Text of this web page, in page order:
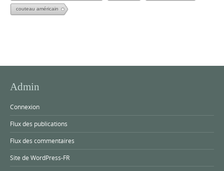
couteau américain
Admin
Connexion
Flux des publications
Flux des commentaires
Site de WordPress-FR